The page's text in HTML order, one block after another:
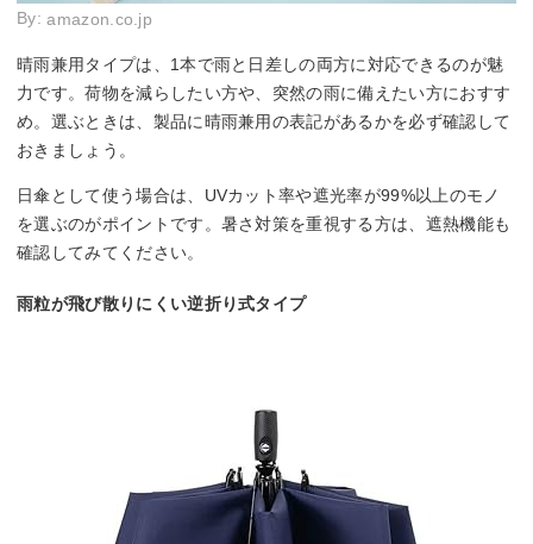
By:amazon.co.jp
晴雨兼用タイプは、1本で雨と日差しの両方に対応できるのが魅
力です。荷物を減らしたい方や、突然の雨に備えたい方におすす
め。選ぶときは、製品に晴雨兼用の表記があるかを必ず確認して
おきましょう。
日傘として使う場合は、UVカット率や遮光率が99%以上のモノ
を選ぶのがポイントです。暑さ対策を重視する方は、遮熱機能も
確認してみてください。
雨粒が飛び散りにくい逆折り式タイプ